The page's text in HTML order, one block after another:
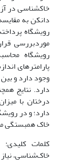
خاکشناسی در
دانکن به
رویشگاه
موردبررسی
رویشگاه
پارامترهای
وجود دارد و
دارد. نتایج
درختان با
دارد؛ و در
خاک همبستگی
کلمات
خاک‌شناسی،